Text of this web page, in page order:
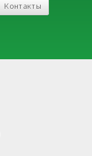
Контакты